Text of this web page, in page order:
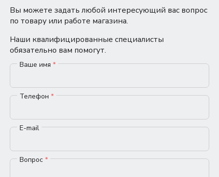
Вы можете задать любой интересующий вас вопрос
по товару или работе магазина.
Наши квалифицированные специалисты
обязательно вам помогут.
Ваше имя *
Телефон *
E-mail
Вопрос *